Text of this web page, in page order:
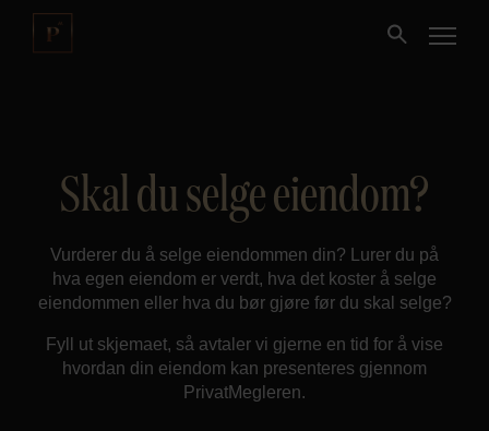
Selge
Nybygg
Fritidseiendom
Skal du selge eiendom?
Vurderer du å selge eiendommen din? Lurer du på
hva egen eiendom er verdt, hva det koster å selge
eiendommen eller hva du bør gjøre før du skal selge?
Fyll ut skjemaet, så avtaler vi gjerne en tid for å vise
hvordan din eiendom kan presenteres gjennom
PrivatMegleren.